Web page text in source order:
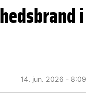
i
14. jun. 2026 - 8:09